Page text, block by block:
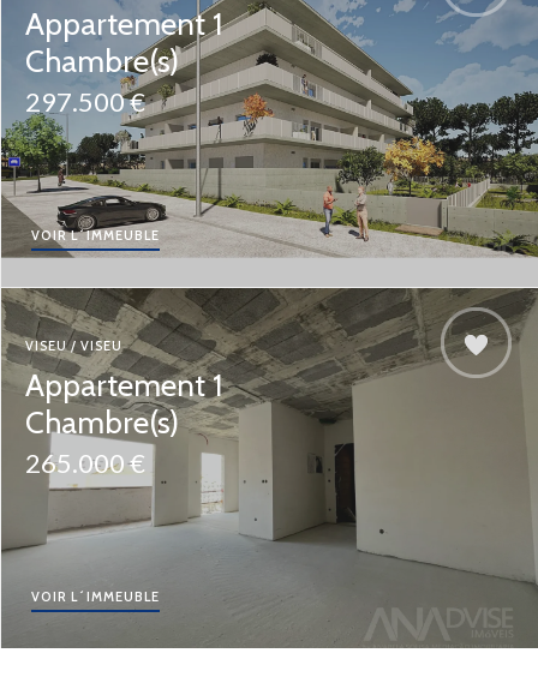
Appartement 1
Chambre(s)
297.500 €
VOIR L´IMMEUBLE
VISEU / VISEU
Appartement 1
Chambre(s)
265.000 €
VOIR L´IMMEUBLE